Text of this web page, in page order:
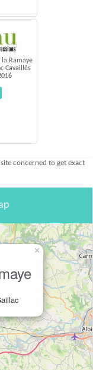
la Ramaye
Cavaillès
concerned to get exact
×